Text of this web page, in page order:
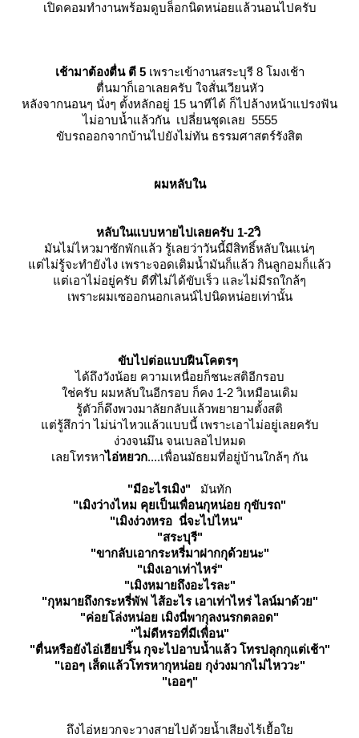
เปิดคอมทำงานพร้อมดูบล็อกนิดหน่อยแล้วนอนไปครับ
เช้ามาต้องตื่น ตี 5 เพราะเข้างานสระบุรี 8 โมงเช้า
ตื่นมาก็เอาเลยครับ ใจสั่นเวียนหัว
หลังจากนอนๆ นั่งๆ ตั้งหลักอยู่ 15 นาทีได้ ก็ไปล้างหน้าแปรงฟัน
ไม่อาบน้ำแล้วกัน เปลี่ยนชุดเลย 5555
ขับรถออกจากบ้านไปยังไม่ทัน ธรรมศาสตร์รังสิต
ผมหลับใน
หลับในแบบหายไปเลยครับ 1-2วิ
มันไม่ไหวมาซักพักแล้ว รู้เลยว่าวันนี้มีสิทธิ์หลับในแน่ๆ
ต่ไม่รู้จะทำยังไง เพราะจอดเติมน้ำมันก็แล้ว กินลูกอมก็แล้ว
ต่เอาไม่อยู่ครับ ดีที่ไม่ได้ขับเร็ว และไม่มีรถใกล้ๆ
เพราะผมเซออกนอกเลนน์ไปนิดหน่อยเท่านั้น
ขับไปต่อแบบฝืนโคตรๆ
ได้ถึงวังน้อย ความเหนื่อยก็ชนะสติอีกรอบ
ช่ครับ ผมหลับในอีกรอบ ก็คง 1-2 วิเหมือนเดิม
รู้ตัวก็ดึงพวงมาลัยกลับแล้วพยายามตั้งสติ
ต่รู้สึกว่า ไม่น่าไหวแล้วแบบนี้ เพราะเอาไม่อยู่เลยครับ
ง่วงจนมึน จนเบลอไปหมด
เลยโทรหาไอ่หยวก....เพื่อนมัธยมที่อยู่บ้านใกล้ๆ กัน
"มีอะไรเมิง"
มันทัก
"เมิงว่างไหม คุยเป็นเพื่อนกุหน่อย กุขับรถ"
"เมิงง่วงหรอ นี่จะไปไหน"
"สระบุรี"
"ขากลับเอากระหรี่มาฝากกุด้วยนะ"
"เมิงเอาเท่าไหร่"
"เมิงหมายถึงอะไรละ"
"กุหมายถึงกระหรี่พัฟ ไส้อะไร เอาเท่าไหร่ ไลน์มาด้วย"
"ค่อยโล่งหน่อย เมิงนี่พากุลงนรกตลอด"
"ไม่ดีหรอที่มีเพื่อน"
"ตื่นหรือยังไอ่เฮียปริ้น กุจะไปอาบน้ำแล้ว โทรปลุกกุแต่เช้า"
"เออๆ เส็ดแล้วโทรหากุหน่อย กุง่วงมากไม่ไหววะ"
"เออๆ"
ถึงไอ่หยวกจะวางสายไปด้วยน้ำเสียงไร้เยื้อ